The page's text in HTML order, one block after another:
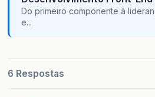
Do primeiro componente à
e...
6 Respostas